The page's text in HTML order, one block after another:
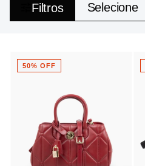
SALTOS
Mochilas
Filtros
50% OFF